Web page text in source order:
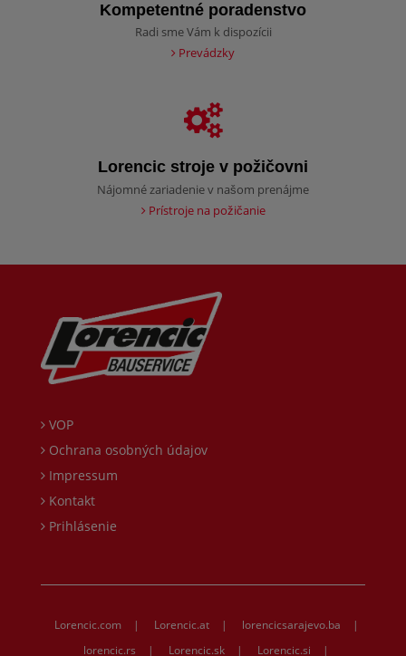
Kompetentné poradenstvo
Radi sme Vám k dispozícii
Prevádzky
Lorencic stroje v požičovni
Nájomné zariadenie v našom prenájme
Prístroje na požičanie
VOP
Ochrana osobných údajov
Impressum
Kontakt
Prihlásenie
Lorencic.com | Lorencic.at | lorencicsarajevo.ba
|
lorencic.rs
| Lorencic.sk | Lorencic.si |